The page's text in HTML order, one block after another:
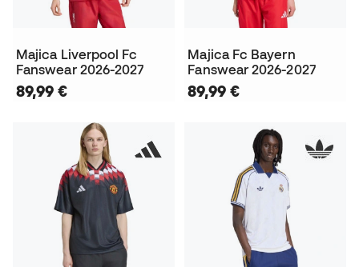
Majica Liverpool Fc
Fanswear 2026-2027
89,99 €
Majica Fc Bayern
Fanswear 2026-2027
89,99 €